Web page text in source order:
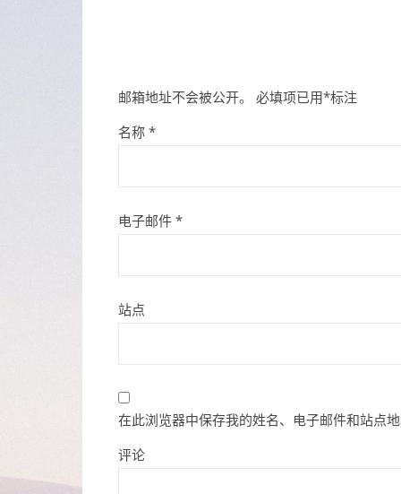
邮箱地址不会被公开。 必填项已用*标注
名称 *
电子邮件 *
站点
在此浏览器中保存我的姓名、电子邮件和站点
评论